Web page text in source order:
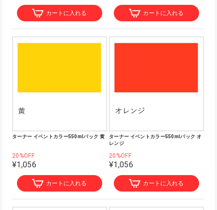
カートに入れる カートに入れる
ターナー イベントカラー550mlパック 黄
20%OFF
¥1,056
カートに入れる
ターナー イベントカラー550mlパック オ
レンジ
20%OFF
¥1,056
カートに入れる